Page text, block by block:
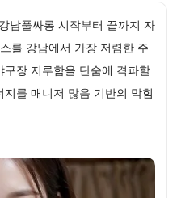
남풀싸롱 시작부터 끝까지 자
를 강남에서 가장 저렴한 주
장 지루함을 단숨에 격파할
를 매니저 많음 기반의 막힘